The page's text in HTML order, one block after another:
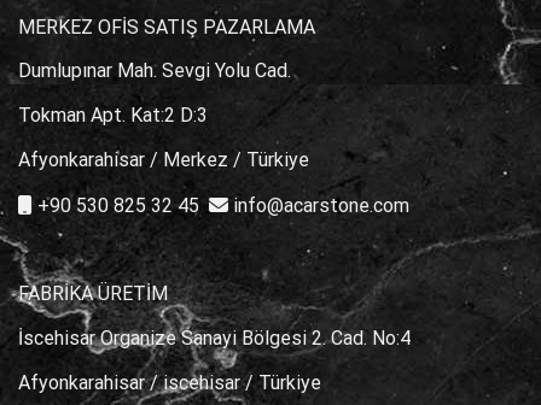
MERKEZ OFİS SATIŞ PAZARLAMA
Dumlupınar Mah. Sevgi Yolu Cad.
Tokman Apt. Kat:2 D:3
Afyonkarahisar / Merkez / Türkiye
+90 530 825 32 45
info@acarstone.com
FABRİKA ÜRETİM
İscehisar Organize Sanayi Bölgesi 2. Cad. No:4
Afyonkarahisar / iscehisar / Türkiye